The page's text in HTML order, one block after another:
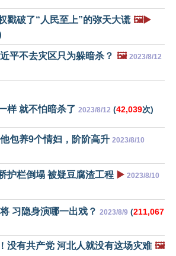
戳破了“人民至上”的弥天大谎 🖼️▶️
平不去灾区只为躲暗杀？ 🖼️ 2023/8/12
样 就不怕暗杀了 2023/8/12 (42,039次)
包养9个情妇，阶阶高升 2023/8/10
护栏倒塌 被疑豆腐渣工程 ▶️ 2023/8/10
习隐身演哪一出戏？ 2023/8/9 (211,067
没有共产党 河北人就没有这场灾难 🖼️